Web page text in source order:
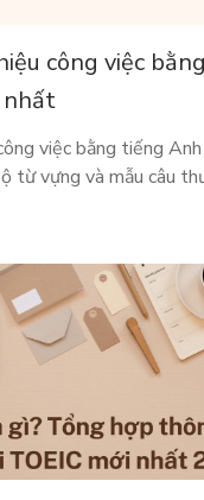
công việc
nhất
việc bằng tiếng
từ vựng và mẫu câu
mình. Bài viết dưới đây
câu xoay quanh chủ